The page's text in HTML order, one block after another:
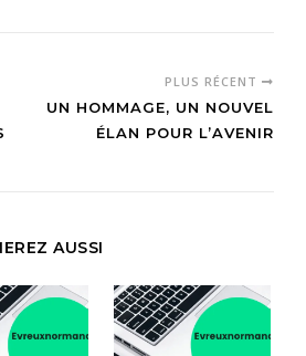
PLUS RÉCENT
UN HOMMAGE, UN NOUVEL
ÉLAN POUR L’AVENIR
AUSSI